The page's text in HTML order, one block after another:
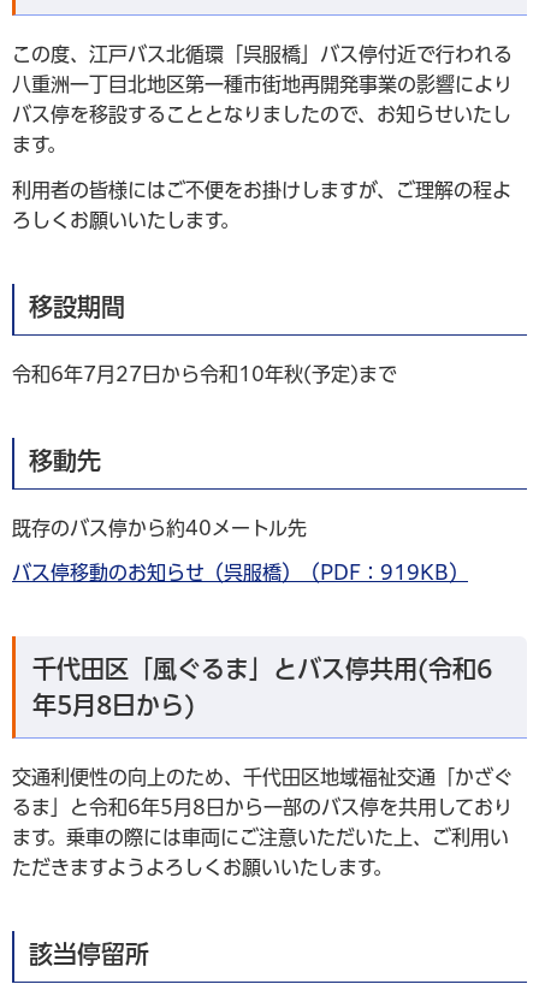
この度、江戸バス北循環「呉服橋」バス停付近で行われる
八重洲一丁目北地区第一種市街地再開発事業の影響により
バス停を移設することとなりましたので、お知らせいたし
ます。
利用者の皆様にはご不便をお掛けしますが、ご理解の程よ
ろしくお願いいたします。
移設期間
令和6年7月27日から令和10年秋(予定)まで
移動先
既存のバス停から約40メートル先
バス停移動のお知らせ（呉服橋）（PDF：919KB）
千代田区「風ぐるま」とバス停共用(令和6
年5月8日から)
交通利便性の向上のため、千代田区地域福祉交通「かざぐ
るま」と令和6年5月8日から一部のバス停を共用しており
ます。乗車の際には車両にご注意いただいた上、ご利用い
ただきますようよろしくお願いいたします。
該当停留所